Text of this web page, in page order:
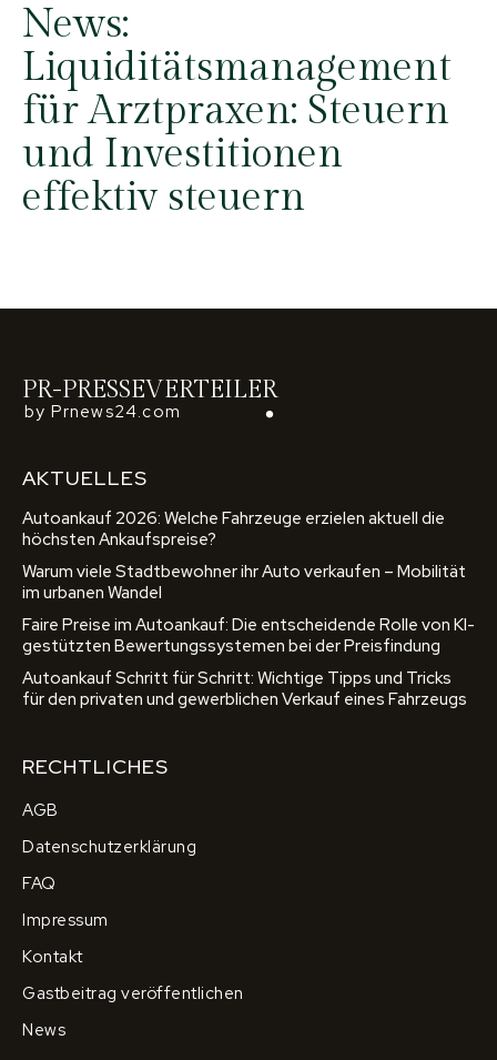
News:
Liquiditätsmanagement
für Arztpraxen: Steuern
und Investitionen
effektiv steuern
PR-PRESSEVERTEILER
by Prnews24.com
AKTUELLES
Autoankauf 2026: Welche Fahrzeuge erzielen aktuell die
höchsten Ankaufspreise?
Warum viele Stadtbewohner ihr Auto verkaufen – Mobilität
im urbanen Wandel
Faire Preise im Autoankauf: Die entscheidende Rolle von KI-
gestützten Bewertungssystemen bei der Preisfindung
Autoankauf Schritt für Schritt: Wichtige Tipps und Tricks
für den privaten und gewerblichen Verkauf eines Fahrzeugs
RECHTLICHES
AGB
Datenschutzerklärung
FAQ
Impressum
Kontakt
Gastbeitrag veröffentlichen
News